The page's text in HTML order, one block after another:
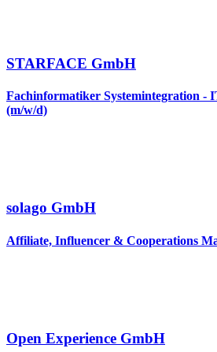
STARFACE GmbH
Fachinformatiker Systemintegration -
(m/w/d)
solago GmbH
Affiliate, Influencer & Cooperations
Open Experience GmbH